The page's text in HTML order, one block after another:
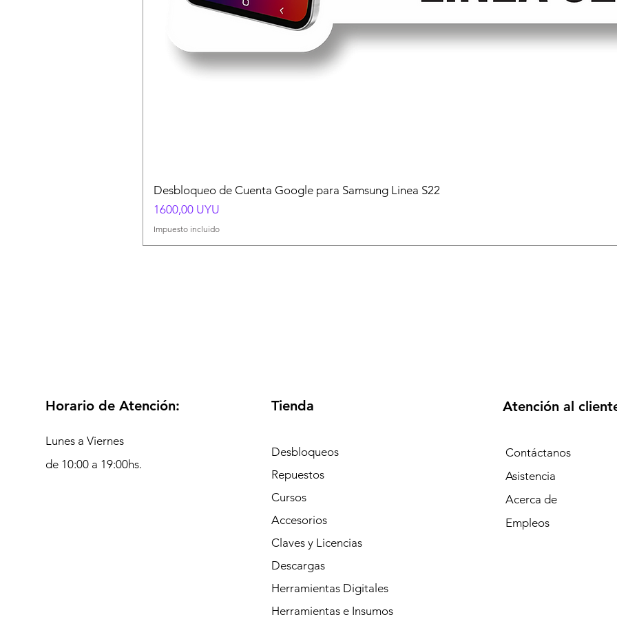
Desbloqueo de Cuenta Google para Samsung Linea S22
Precio
1600,00 UYU
Impuesto incluido
Horario de Atención:
Lunes a Viernes
de 10:00 a 19:00hs.
Tienda
Desbloqueos
Repuestos
Cursos
Accesorios
Claves y Licencias
Descargas
Herramientas Digitales
Herramientas e Insumos
Atención al
Contáctanos
Asistencia
Acerca de
Empleos